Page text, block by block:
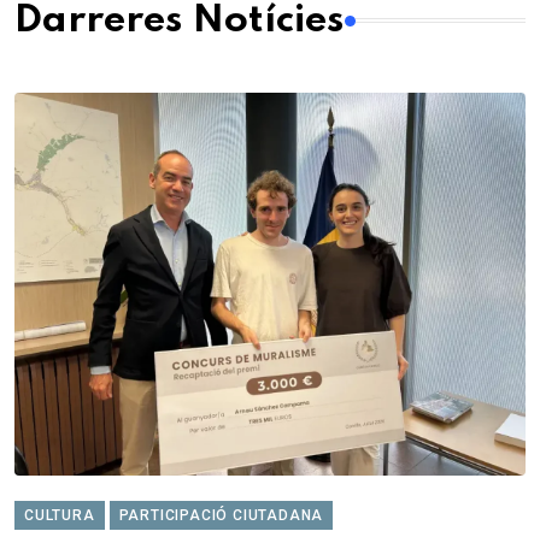
Darreres Notícies
CULTURA PARTICIPACIÓ CIUTADANA